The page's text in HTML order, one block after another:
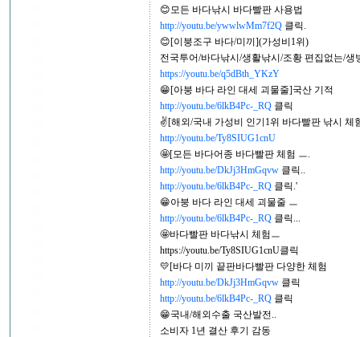
😊모든 바다낚시 바다빨판 사용법
http://youtu.be/ywwlwMm7f2Q 클릭.
😊[이붕조구 바다/미끼](가성비1위)
전국투어/바다낚시/생활낚시/조황 편집없는/생
https://youtu.be/q5dBth_YKzY
😁[아붕 바다 라인 대세 괴물줄]국산 기적
http://youtu.be/6lkB4Pc-_RQ 클릭
✌[해외/국내 가성비 인기1위 바다빨판 낚시 체
http://youtu.be/Ty8SIUG1cnU
🤩[모든 바다어종 바다빨판 체험 ㅡ.
http://youtu.be/DkJj3HmGqvw 클릭..
http://youtu.be/6lkB4Pc-_RQ 클릭.'
😁아붕 바다 라인 대세 괴물줄 ㅡ
http://youtu.be/6lkB4Pc-_RQ 클릭...
🤩바다빨판 바다낚시 체험ㅡ
https://youtu.be/Ty8SIUG1cnU클릭
💛[바다 미끼 끝판바다빨판 다양한 체험
http://youtu.be/DkJj3HmGqvw 클릭
http://youtu.be/6lkB4Pc-_RQ 클릭
😁국내/해외수출 국산발전..
소비자 1년 결산 후기 감동